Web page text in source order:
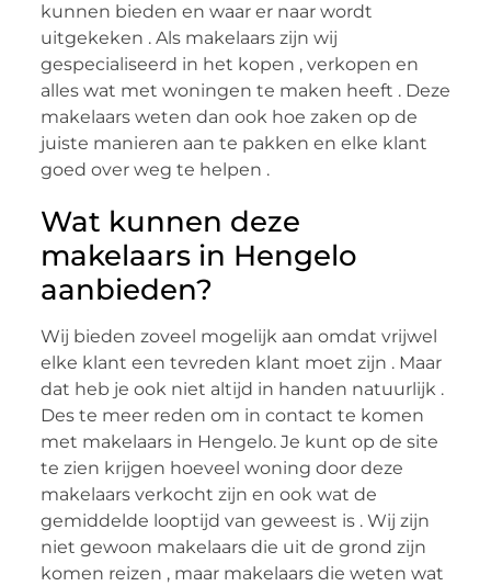
kunnen bieden en waar er naar wordt
uitgekeken . Als makelaars zijn wij
gespecialiseerd in het kopen , verkopen en
alles wat met woningen te maken heeft . Deze
makelaars weten dan ook hoe zaken op de
juiste manieren aan te pakken en elke klant
goed over weg te helpen .
Wat kunnen deze
makelaars in Hengelo
aanbieden?
Wij bieden zoveel mogelijk aan omdat vrijwel
elke klant een tevreden klant moet zijn . Maar
dat heb je ook niet altijd in handen natuurlijk .
Des te meer reden om in contact te komen
met makelaars in Hengelo. Je kunt op de site
te zien krijgen hoeveel woning door deze
makelaars verkocht zijn en ook wat de
gemiddelde looptijd van geweest is . Wij zijn
niet gewoon makelaars die uit de grond zijn
komen reizen , maar makelaars die weten wat